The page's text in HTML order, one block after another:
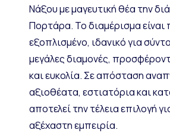
Νάξου με μαγευτική θέα την
Πορτάρα. Το διαμέρισμα
εξοπλισμένο, ιδανικό για
μεγάλες διαμονές,
και ευκολία. Σε απόσταση
αξιοθέατα, εστιατόρια και
αποτελεί την τέλεια επιλογή
αξέχαστη εμπειρία.